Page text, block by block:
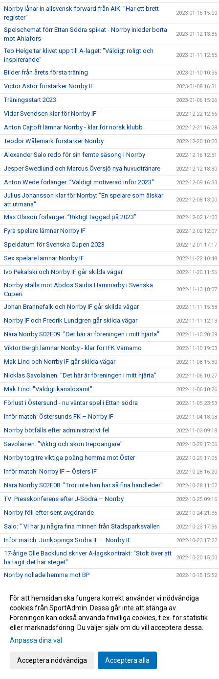
Norrby lånar in allsvensk forward från AIK: "Har ett brett
register"
2023-01-16 15:00
Spelschemat förr Ettan Södra spikat - Norrby inleder borta
mot Ahlafors
2023-01-12 13:35
Teo Helge tar klivet upp till A-laget: "Väldigt roligt och
inspirerande"
2023-01-11 12:55
Bilder från årets första träning 2023-01-10 10:35
Victor Astor förstärker Norrby IF 2023-01-08 16:31
Träningsstart 2023 2023-01-06 15:26
Vidar Svendsen klar för Norrby IF 2022-12-22 12:56
Anton Cajtoft lämnar Norrby - klar för norsk klubb 2022-12-21 16:28
Teodor Wålemark förstärker Norrby 2022-12-20 10:00
Alexander Salo redo för sin femte säsong i Norrby 2022-12-16 12:31
Jesper Swedlund och Marcus Översjö nya huvudtränare 2022-12-12 18:30
Anton Wede förlänger: ”Väldigt motiverad inför 2023" 2022-12-09 16:33
Julius Johansson klar för Norrby: "En spelare som älskar
att utmana"
2022-12-08 13:00
Max Olsson förlänger: ”Riktigt taggad på 2023” 2022-12-02 14:00
Fyra spelare lämnar Norrby IF 2022-12-02 12:07
Speldatum för Svenska Cupen 2023 2022-12-01 17:17
Sex spelare lämnar Norrby IF 2022-11-22 10:48
Ivo Pekalski och Norrby IF går skilda vägar 2022-11-20 11:56
Norrby ställs mot Abdos Saidis Hammarby i Svenska
Cupen.
2022-11-13 18:07
Johan Brannefalk och Norrby IF går skilda vägar 2022-11-11 15:58
Norrby IF och Fredrik Lundgren går skilda vägar 2022-11-11 12:13
Nära Norrby S02E09: "Det här är föreningen i mitt hjärta" 2022-11-10 20:39
Viktor Bergh lämnar Norrby - klar för IFK Värnamo 2022-11-10 19:03
Mak Lind och Norrby IF går skilda vägar 2022-11-08 15:30
Nicklas Savolainen: "Det här är föreningen i mitt hjärta" 2022-11-06 10:27
Mak Lind: "Väldigt känslosamt" 2022-11-06 10:26
Förlust i Östersund - nu väntar spel i Ettan södra 2022-11-05 23:53
Inför match: Östersunds FK – Norrby IF 2022-11-04 18:08
Norrby bötfälls efter administrativt fel 2022-11-03 09:18
Savolainen: "Viktig och skön trepoängare" 2022-10-29 17:06
Norrby tog tre viktiga poäng hemma mot Öster 2022-10-29 17:05
Inför match: Norrby IF – Östers IF 2022-10-28 16:20
Nära Norrby S02E08: "Tror inte han har så fina handleder" 2022-10-28 11:02
TV: Presskonferens efter J-Södra – Norrby 2022-10-25 09:16
Norrby föll efter sent avgörande 2022-10-24 21:35
Salo: " Vi har ju några fina minnen från Stadsparksvallen 2022-10-23 17:36
Inför match: Jönköpings Södra IF – Norrby IF 2022-10-23 17:22
17-årige Olle Backlund skriver A-lagskontrakt: "Stolt över att
ha tagit det här steget"
2022-10-20 15:00
Norrby nollade hemma mot BP 2022-10-15 15:52
Lördagens matchvärd: Stiftelsen Garissa 2022-10-14 13:32
Tung förlust i Västerås: "Blir fega" 2022-10-08 17:20
TV: Matchsnack med Mak Lind 2022-10-07 17:24
Inför match: Västerås SK – Norrby IF
Backlund debuterade när Norrby kryssade: "Detta man har
jobbat för"
För att hemsidan ska fungera korrekt använder vi nödvändiga
cookies från SportAdmin. Dessa går inte att stänga av.
Föreningen kan också använda frivilliga cookies, t.ex. för statistik
eller marknadsföring. Du väljer själv om du vill acceptera dessa.
Anpassa dina val
Acceptera nödvändiga Acceptera alla